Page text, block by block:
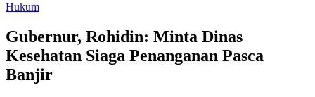
Hukum
Gubernur, Rohidin: Minta Dinas
Kesehatan Siaga Penanganan Pasca
Banjir